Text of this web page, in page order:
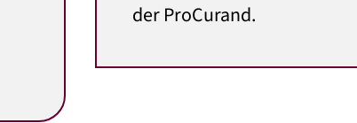
der ProCurand.